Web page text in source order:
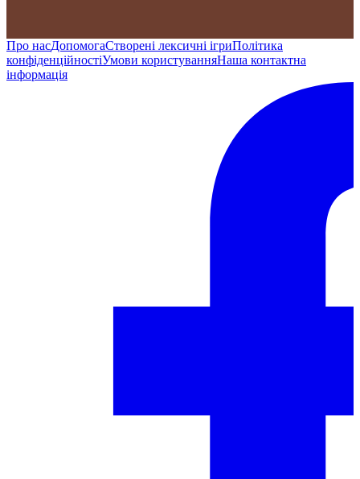
Про насДопомогаСтворені лексичні ігриПолітика
конфіденційностіУмови користуванняНаша контактна
інформація